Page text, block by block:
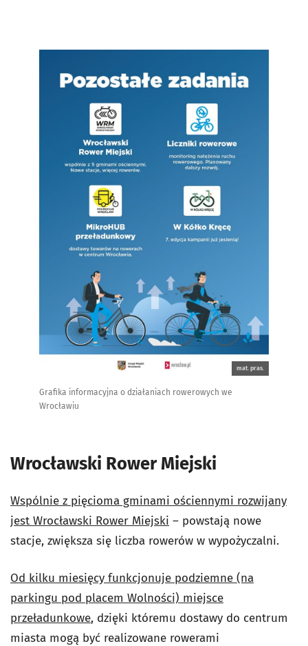
mat. pras.
Grafika informacyjna o działaniach rowerowych we
Wrocławiu
Wrocławski Rower Miejski
Wspólnie z pięcioma gminami ościennymi rozwijany
jest Wrocławski Rower Miejski – powstają nowe
stacje, zwiększa się liczba rowerów w wypożyczalni.
Od kilku miesięcy funkcjonuje podziemne (na
parkingu pod placem Wolności) miejsce
przeładunkowe, dzięki któremu dostawy do centrum
miasta mogą być realizowane rowerami